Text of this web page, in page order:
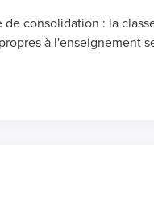
de consolidation : la
à l'enseignement